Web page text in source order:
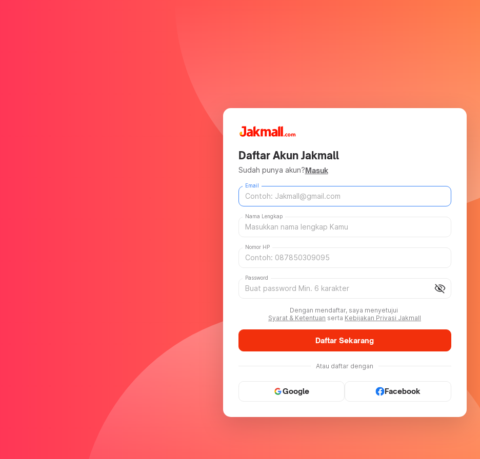
Daftar Akun Jakmall
Sudah punya akun?Masuk
Email
Nama Lengkap
Nomor HP
visibility_off
Password
Dengan mendaftar, saya menyetujui
Syarat & Ketentuan serta Kebijakan Privasi Jakmall
Daftar Sekarang
Atau daftar dengan
Google Facebook